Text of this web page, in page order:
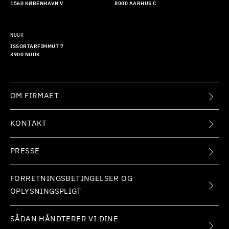
1560 KØBENHAVN V
8000 AARHUS C
NUUK
ISSORTARFIMMUT 7
3900 NUUK
OM FIRMAET
KONTAKT
PRESSE
FORRETNINGSBETINGELSER OG
OPLYSNINGSPLIGT
SÅDAN HÅNDTERER VI DINE